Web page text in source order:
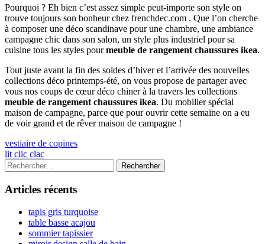
Pourquoi ? Eh bien c’est assez simple peut-importe son style on
trouve toujours son bonheur chez frenchdec.com . Que l’on cherche
à composer une déco scandinave pour une chambre, une ambiance
campagne chic dans son salon, un style plus industriel pour sa
cuisine tous les styles pourmeuble de rangement chaussures ikea.
Tout juste avant la fin des soldes d’hiver et l’arrivée des nouvelles
collections déco printemps-été, on vous propose de partager avec
vous nos coups de cœur déco chiner à la travers les collections
meuble de rangement chaussures ikea. Du mobilier spécial
maison de campagne, parce que pour ouvrir cette semaine on a eu
de voir grand et de rêver maison de campagne !
Navigation
de
l’article
Previous
article:
vestiaire de copines
Next
article:
lit clic clac
Colonne
latérale
principale
Rechercher :
Articles récents
tapis gris turquoise
table basse acajou
sommier tapissier